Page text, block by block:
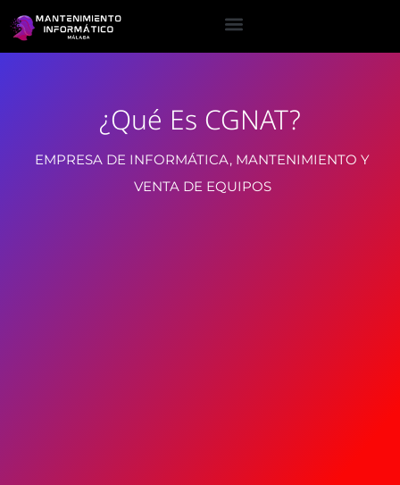
¿Qué Es CGNAT?
EMPRESA DE INFORMÁTICA, MANTENIMIENTO Y
VENTA DE EQUIPOS